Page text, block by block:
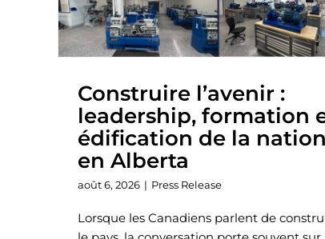
Construire l’avenir :
leadership, formation
édification de la nation
en Alberta
août 6, 2026 | Press Release
Lorsque les Canadiens parlent de